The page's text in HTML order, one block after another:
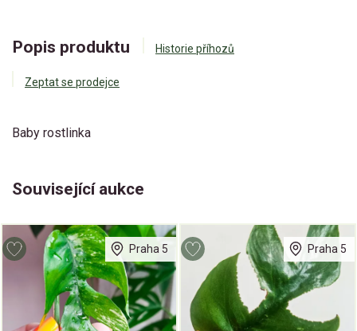
Popis produktu Historie příhozů
Zeptat se prodejce
Baby rostlinka
Související aukce
Praha 5 Praha 5